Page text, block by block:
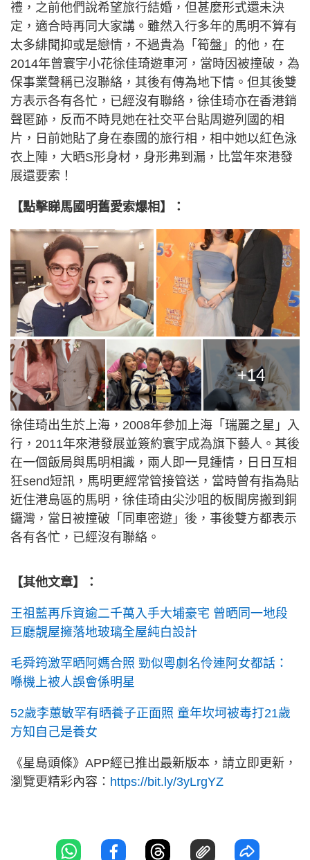
禮，之前他們說希望旅行結婚，但甚麼形式還未決
定，適合時再同大家講。雖然入行多年的馬明不算有
太多緋聞抑或是戀情，不過貴為「筍盤」的他，在
2014年曾寰宇小花徐佳琦遊車河，當時因被撞破，為
保事業聲稱已沒聯絡，其後有傳為地下情。但其後雙
方表示各有各忙，已經沒有聯絡，徐佳琦亦在香港銷
聲匿跡，反而不時見她在社交平台貼周遊列國的相
片，日前她貼了身在泰國的旅行相，相中她以紅色泳
衣上陣，大晒S形身材，身形弗到漏，比當年來港發
展還要索！
【點擊睇馬國明舊愛索爆相】：
+14
徐佳琦出生於上海，2008年參加上海「瑞麗之星」入
行，2011年來港發展並簽約寰宇成為旗下藝人。其後
在一個飯局與馬明相識，兩人即一見鍾情，日日互相
狂send短訊，馬明更經常管接管送，當時曾有指為貼
近住港島區的馬明，徐佳琦由尖沙咀的板間房搬到銅
鑼灣，當日被撞破「同車密遊」後，事後雙方都表示
各有各忙，已經沒有聯絡。
【其他文章】：
王祖藍再斥資逾二千萬入手大埔豪宅 曾晒同一地段
巨廳靚屋擁落地玻璃全屋純白設計
毛舜筠激罕晒阿媽合照 勁似粵劇名伶連阿女都話：
喺機上被人誤會係明星
52歲李蕙敏罕有晒養子正面照 童年坎坷被毒打21歲
方知自己是養女
《星島頭條》APP經已推出最新版本，請立即更新，
瀏覽更精彩內容： https://bit.ly/3yLrgYZ